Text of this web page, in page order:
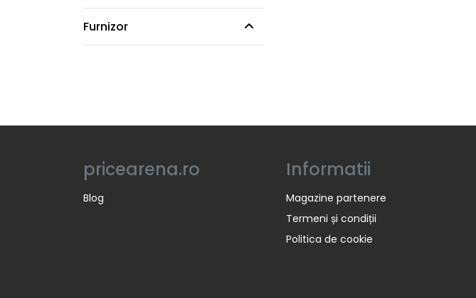
Furnizor
pricearena.ro
Blog
Informatii
Magazine partenere
Termeni și condiții
Politica de cookie